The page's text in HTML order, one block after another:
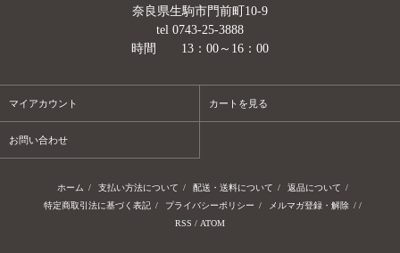
奈良県生駒市門前町10-9
tel 0743-25-3888
時間 13：00～16：00
マイアカウント カートを見る
お問い合わせ
ホーム / 支払い方法について / 配送・送料について / 返品について /
特定商取引法に基づく表記 / プライバシーポリシー / メルマガ登録・解除 / /
RSS / ATOM